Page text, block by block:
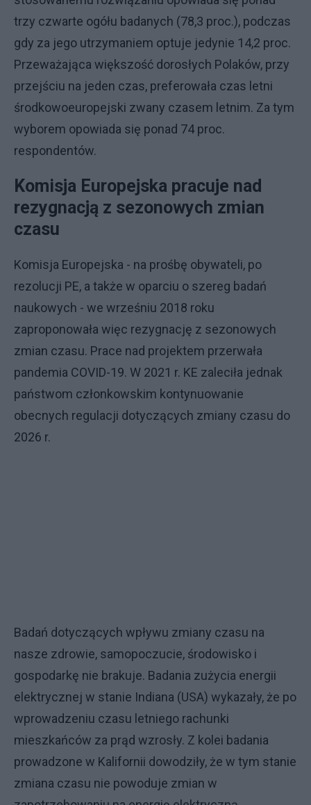
trzy czwarte ogółu badanych (78,3 proc.), podczas
gdy za jego utrzymaniem optuje jedynie 14,2 proc.
Przeważająca większość dorosłych Polaków, przy
przejściu na jeden czas, preferowała czas letni
środkowoeuropejski zwany czasem letnim. Za tym
wyborem opowiada się ponad 74 proc.
respondentów.
Komisja Europejska pracuje nad
rezygnacją z sezonowych zmian
czasu
Komisja Europejska - na prośbę obywateli, po
rezolucji PE, a także w oparciu o szereg badań
naukowych - we wrześniu 2018 roku
zaproponowała więc rezygnację z sezonowych
zmian czasu. Prace nad projektem przerwała
pandemia COVID-19. W 2021 r. KE zaleciła jednak
państwom członkowskim kontynuowanie
obecnych regulacji dotyczących zmiany czasu do
2026 r.
Badań dotyczących wpływu zmiany czasu na
nasze zdrowie, samopoczucie, środowisko i
gospodarkę nie brakuje. Badania zużycia energii
elektrycznej w stanie Indiana (USA) wykazały, że po
wprowadzeniu czasu letniego rachunki
mieszkańców za prąd wzrosły. Z kolei badania
prowadzone w Kalifornii dowodziły, że w tym stanie
zmiana czasu nie powoduje zmian w